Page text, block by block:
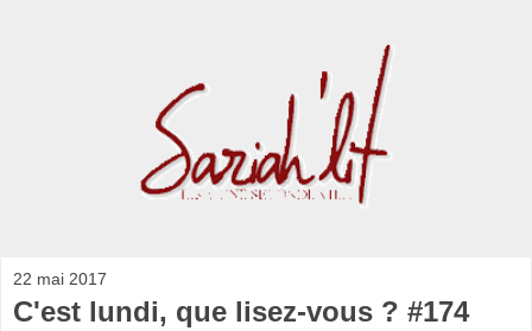
22 mai 2017
C'est lundi, que lisez-vous ? #174